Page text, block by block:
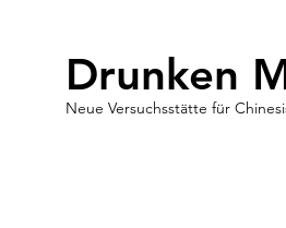
Drunken
Neue Versuchsstätte für